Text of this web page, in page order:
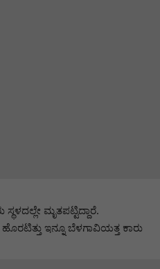
ಮೃತಪಟ್ಟಿದ್ದಾರೆ.
ಇನ್ನೂ ಬೆಳಗಾವಿಯತ್ತ ಕಾರು